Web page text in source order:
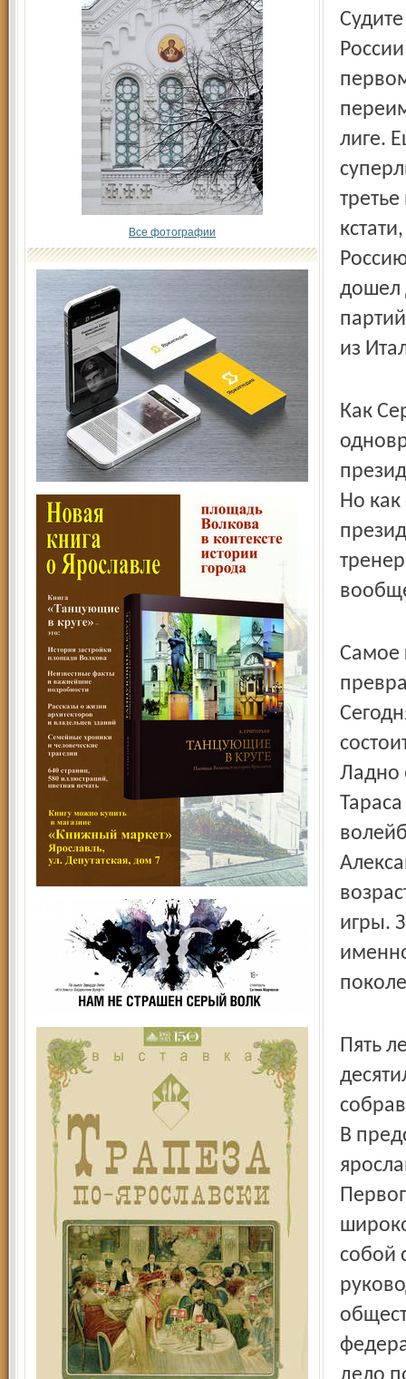
Все фотографии
лиге.
дошел
из
Как
Но
Самое
Ладно
игры.
Пять
В
собой